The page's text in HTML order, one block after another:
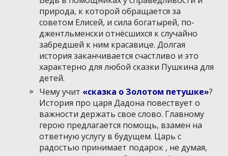
природа, к которой обращается за
советом Елисей, и сила богатырей, по-
джентльменски отнёсшихся к случайно
забредшей к ним красавице. Долгая
история заканчивается счастливо и это
характерно для любой сказки Пушкина для
детей.
Чему учит «сказка о Золотом петушке»?
История про царя Дадона повествует о
важности держать свое слово. Главному
герою предлагается помощь, взамен на
ответную услугу в будущем. Царь с
радостью принимает подарок , не думая,